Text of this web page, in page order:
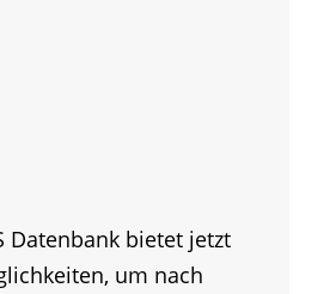
Datenbank bietet jetzt
um nach